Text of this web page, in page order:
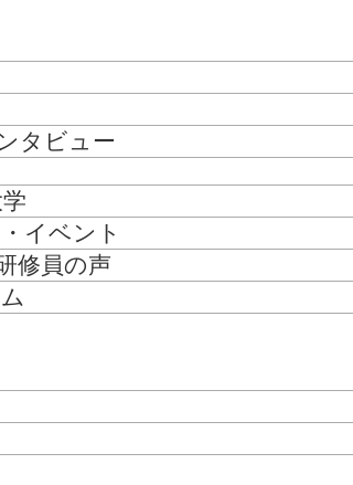
タビュー
学
イベント
修員の声